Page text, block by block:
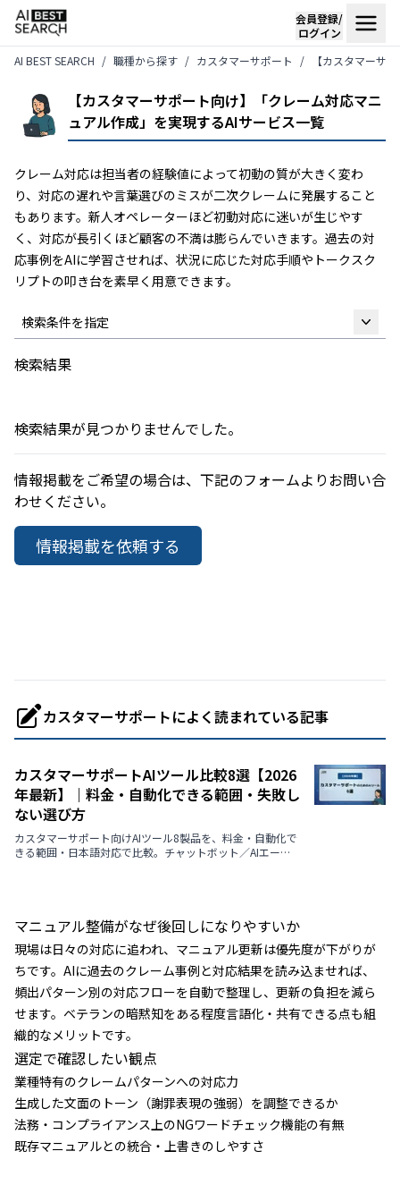
会員登録/
ログイン
AI BEST SEARCH
職種から探す カスタマーサポート 【カスタマーサ
【カスタマーサポート向け】「クレーム対応マニ
ュアル作成」を実現するAIサービス一覧
クレーム対応は担当者の経験値によって初動の質が大きく変わ
り、対応の遅れや言葉選びのミスが二次クレームに発展すること
もあります。新人オペレーターほど初動対応に迷いが生じやす
く、対応が長引くほど顧客の不満は膨らんでいきます。過去の対
応事例をAIに学習させれば、状況に応じた対応手順やトークスク
リプトの叩き台を素早く用意できます。
検索条件を指定
フリーワード
日本語対応のみ
業務課題
検索結果
検索結果が見つかりませんでした。
情報掲載をご希望の場合は、下記のフォームよりお問い合
わせください。
情報掲載を依頼する
カスタマーサポートによく読まれている記事
カスタマーサポートAIツール比較8選【2026
年最新】｜料金・自動化できる範囲・失敗し
ない選び方
カスタマーサポート向けAIツール8製品を、料金・自動化で
きる範囲・日本語対応で比較。チャットボット／AIエージ
マニュアル整備がなぜ後回しになりやすいか
現場は日々の対応に追われ、マニュアル更新は優先度が下がりが
ちです。AIに過去のクレーム事例と対応結果を読み込ませれば、
頻出パターン別の対応フローを自動で整理し、更新の負担を減ら
せます。ベテランの暗黙知をある程度言語化・共有できる点も組
織的なメリットです。
選定で確認したい観点
業種特有のクレームパターンへの対応力
生成した文面のトーン（謝罪表現の強弱）を調整できるか
法務・コンプライアンス上のNGワードチェック機能の有無
既存マニュアルとの統合・上書きのしやすさ